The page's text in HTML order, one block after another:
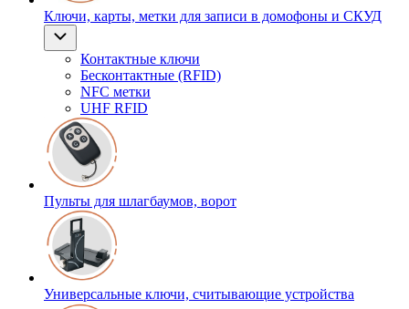
Ключи, карты, метки для записи в домофоны и СКУД
Контактные ключи
Бесконтактные (RFID)
NFC метки
UHF RFID
Пульты для шлагбаумов, ворот
Универсальные ключи, считывающие устройства